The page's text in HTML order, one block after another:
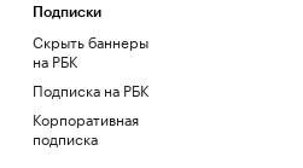
Подписки
Скрыть баннеры
на РБК
Подписка на РБК
Корпоративная
подписка